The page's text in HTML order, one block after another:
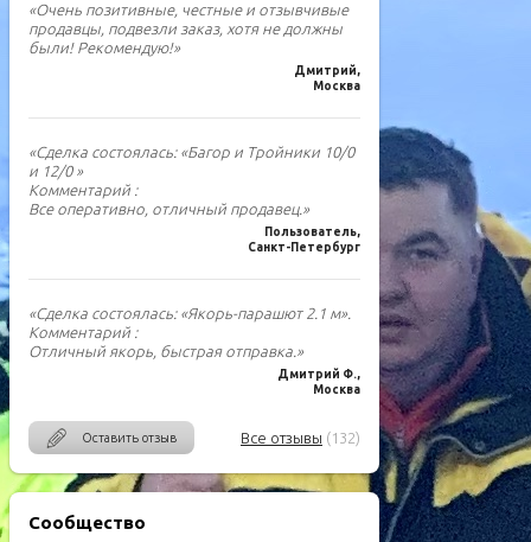
«Очень позитивные, честные и отзывчивые
продавцы, подвезли заказ, хотя не должны
были! Рекомендую!»
Дмитрий,
Москва
«Сделка состоялась: «Багор и Тройники 10/0
и 12/0 »
Комментарий :
Все оперативно, отличный продавец.»
Пользователь,
Санкт-Петербург
«Сделка состоялась: «Якорь-парашют 2.1 м».
Комментарий :
Отличный якорь, быстрая отправка.»
Дмитрий Ф.,
Москва
Оставить отзыв Все отзывы (132)
Сообщество